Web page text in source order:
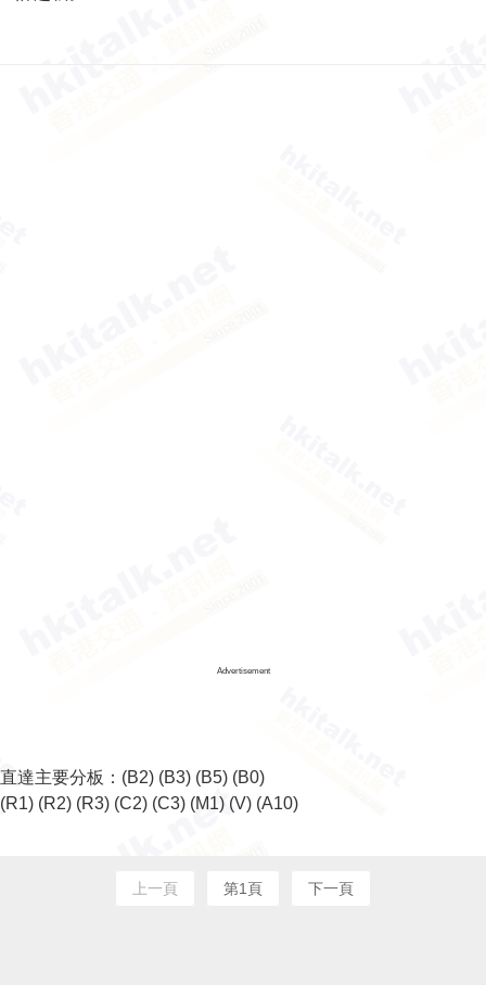
Advertisement
直達主要分板： (B2) (B3) (B5) (B0)
(R1) (R2) (R3) (C2) (C3) (M1) (V) (A10)
上一頁 第1頁 下一頁